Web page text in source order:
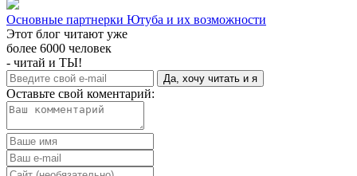
Основные партнерки Ютуба и их возможности
Этот блог читают уже
более 6000 человек
- читай и ТЫ!
Да, хочу читать и я
Оставьте свой коментарий: